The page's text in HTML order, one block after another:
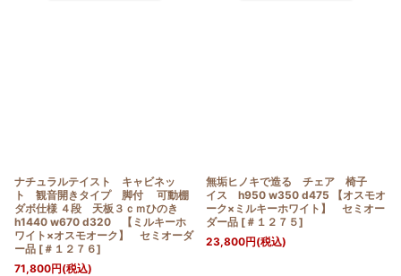
ナチュラルテイスト キャビネッ
ト 観音開きタイプ 脚付 可動棚
ダボ仕様 ４段 天板３ｃｍひのき
h1440 w670 d320 【ミルキーホ
ワイト×オスモオーク】 セミオーダ
ー品 [ ＃１２７６]
71,800円(税込)
無垢ヒノキで造る チェア 椅子
イス h950 w350 d475 【オスモオ
ーク×ミルキーホワイト】 セミオー
ダー品 [ ＃１２７５]
23,800円(税込)